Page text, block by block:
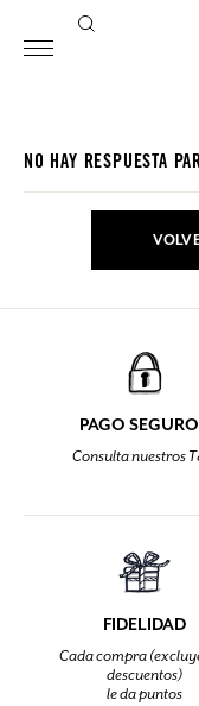
NO HAY RESPUESTA
PAGO
Consulta nuestros
FIDELIDAD
Cada compra
descuentos)
le da puntos